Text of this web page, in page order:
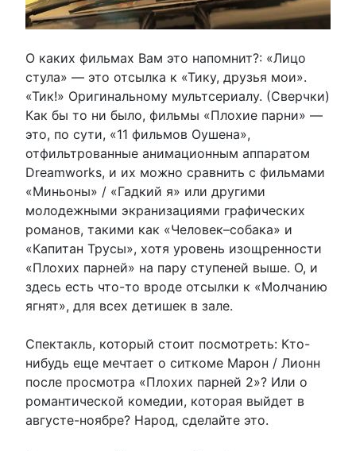
О каких фильмах Вам это напомнит?: «Лицо
стула» — это отсылка к «Тику, друзья мои».
«Тик!» Оригинальному мультсериалу. (Сверчки)
Как бы то ни было, фильмы «Плохие парни» —
это, по сути, «11 фильмов Оушена»,
отфильтрованные анимационным аппаратом
Dreamworks, и их можно сравнить с фильмами
«Миньоны» / «Гадкий я» или другими
молодежными экранизациями графических
романов, такими как «Человек–собака» и
«Капитан Трусы», хотя уровень изощренности
«Плохих парней» на пару ступеней выше. О, и
здесь есть что-то вроде отсылки к «Молчанию
ягнят», для всех детишек в зале.
Спектакль, который стоит посмотреть: Кто-
нибудь еще мечтает о ситкоме Марон / Лионн
после просмотра «Плохих парней 2»? Или о
романтической комедии, которая выйдет в
августе-ноябре? Народ, сделайте это.